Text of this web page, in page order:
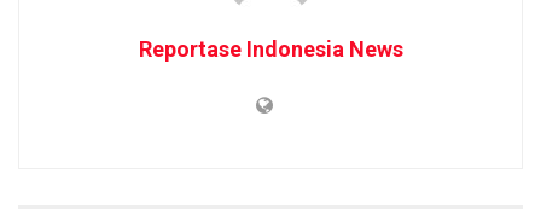
Reportase Indonesia News